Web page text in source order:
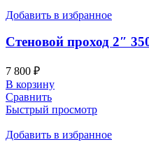
Добавить в избранное
Стеновой проход 2″
7 800 ₽
В корзину
Сравнить
Быстрый просмотр
Добавить в избранное